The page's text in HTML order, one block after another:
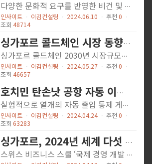
다양한 문화적 요구를 반영한 비건 및 할랄 인증 네일 제품 확대 소비자 경험 중시 트렌드를 활용한 네일 서비스 마케팅 주거지에서 합법적으로 운영되는 싱가포르의 홈 네일 살롱 싱가포르 네일 시장 규모 Statista 자료에 따르면, 싱가포르 네일 산업(네일 폴리시, 네일 젤, 탑코트 기준)의 매출 규모는 2023년에 2000만 달러로 전년 대비 소폭 성장했으며, 2024년에도 유사한 수준일 것으로 전망됐다. 향후 5년간 싱가포르 네일 시장은 연평균 1.17%(CAGR 2024-2028) 성장할 것으로 보인다. < 싱가포르 네일 시장 판매 매출 현황 및 전망 > (단위: US$ 백만) 주: 광택제, 탑코트 등 손톱용 미용 제품 기준(네일케어 제품, 네일케어 서비스, 천연제품은 제외) [자료:statista] 글로벌 시장 조사 기관 Global Trade Atlas 통계에 따르면, 2023년 기준 싱가포르의 네일 제품의 주요 수입국은 프랑스이며, 점유율은 41.9%다. 그 뒤를 이어 미국 (22.03%), 중국(11.37%), 독일(9.06%), 한국(3.49%) 순으로 수입 규모가 컸으며 한국의 점유율은 약 3.5%로 나타났다. 싱가포르 네일 제품 수입은 2021년에는 전년 대비 4% 정도 증가했으나, 2022년에는 20% 가까이 증가하며큰 폭의 증가세를 보였다. 2023년 기준으로도 전년 대비 수입액이 8% 가량 늘어났다. < 싱가포르 네일 제품 수입 규모 및 상위 5개국 수입동향 (HS 코드 330430기준) > (단위: US$, %) 순위 국가 수입규모 비중 2021 2022 2023 2024 (1-3월) 2021 2022 2023 2024 (1-3월) 1 프랑스 2,126,664 1,586,180 2,884,827 561,414 40 24.90 41.91 35 2 미국 821,375 1,067,556...
인사이트 ㆍ 이김컨설팅 ㆍ 2024.06.10 ㆍ 추천 0 ㆍ
조회 48714
싱가포르 콜드체인 시장 동향 (KOTRA 해외시장뉴스)
싱가포르 콜드체인 2030년 시장규모약 56억9000만 미국달러로 전망 합작 투자, 기술 교류 등 협력 기대 한국의 K콘텐츠를 대표하는 K-Pop과 K-Drama를 넘어 이제는 한국의 농수산물과 식품도 해외로 뻗어나가고 있다. 이에 한국에서는 식품 수출을 위한 유통 인프라 구축이 이뤄지고 있으며, 인천항만공사(IPA)는 인천신항 배후단지 내 ‘콜드체인 특화구역’을 늦어도 오는 7월에는 착공할 계획이다. 싱가포르 역시 식품 수입 의존도가 높고 동남아 물류 허브로서 환적항 역할을 하고 있어 콜드체인 기능에 주목하고 있다. 참고로, ‘콜드체인’이란, 온도에 민감한 제품 및 상품을 포장, 운송, 취급, 저온저장, 유통, 최종 배달까지 신선하게 배송하는 물류시스템으로 신선식품뿐만 아니라 온도 관리가 필요한 의약품, 전자제품 등으로 영역이 확장되고 있다. 콜드체인 시장 규모 싱가포르는 동남아시아의 핵심 교통 및 물류 중심지로서 항공, 해상, 육상을 아우르는 교통 연결성이 우수한 국가로 평가된다. 선박 및 공항 물류 터미널 시설과 같은 인프라를 바탕으로 아태지역을 오가는 물류 허브이며, 그 중에서도 콜드체인 기능을 활용해 온도에 민감한 제품을 환적하기에 좋은 조건을 가지고 있다. 시장조사기관인 블루위브컨설팅에 따르면, 2023년 기준 싱가포르 콜드체인 물류시장 규모는 약 42억7000만 미국 달러로 나타났다. 또한, 싱가포르 콜드체인 물류시장의 연평균 성장률은 6.7%(CAGR 2023-2027F)로 2030년에는 56억9000만 미국 달러에 이를 것으로 전망했다. 이러한 전망에 대한 근거로 해당 컨설팅사는 싱가포르의 지리적 위치 때문만 아니라 ‘식음료 및 의약품과 같은 부패성 제품에 대한 수요 증가’, ‘헬스케어 및 식품산업의 확대’ 등을 꼽았다. <싱가포르 콜드체인 물류 시장 규모> (단위: US$ 십억) [자료: BlueWeave Consulting] 콜드체인...
인사이트 ㆍ 이김컨설팅 ㆍ 2024.05.27 ㆍ 추천 0 ㆍ
조회 46657
호치민 탄손낫 공항 자동 이민 게이트 시범운영
실험적으로 열개의 자동 출입 통제 게이트가 호치민시 탄 손 낫 공항에 서비스에 도임되었으나 외국인 방문객에게는 아직 적용되지 않았습니다. 호치민시 탄 손 낫 공항에서 이민부가 운영하는 자동 이민 게이트, 즉 '오토게이트'는 2023년 8월 초부터 사용되기 시작했습니다. 각 게이트는 두 개의 레이어로 이루어져 있습니다. 첫 번째는 승객에게 여권의 개인 정보 페이지와 탑승권을 스캔하도록 요청하고, 두 번째는 승객의 얼굴 사진을 찍고 지문을 스캔합니다. 오토게이트를 통해 이민을 심사하면 승객들은 더 이상 세관 담당자가 여권의 도장을 찍어주지 않아도 됩니다. 전체 과정은 1분 이내에 완료될 것으로 예상됩니다. 오토게이트는 현재 국내로 입국하는 모든 베트남 시민에게 개방되어 있습니다. 베트남을 떠나는 경우, 게이트는 외교나 공무용 여권 또는 비행기 승무원을 위해 개방됩니다. 외국인의 경우, 오토게이트는 영구적이거나 임시 거주 카드를 소지한 사람들에게 출국하는 경우에만 개방됩니다. 베트남으로 입국하는 외국인은 게이트를 사용할 수 없습니다. 탄 손 낫 공항은 베트남에서 가장 바쁜 공항으로, 일 평균 6만~7만 명의 승객이 이용합니다. 오토게이트는 또한 뇌바이, 다낭, 침란, 푸 쿡 공항에서 시범 운영되고 있습니다. 시범 기간이 얼마나 지속될지는 명확하지 않습니다. 출처: VnExpress https://e.vnexpress.net/news/news/traffic/automatic-immigration-gates-open-at-tan-son-nhat-airport-4639276.html
인사이트 ㆍ 이김컨설팅 ㆍ 2024.04.24 ㆍ 추천 0 ㆍ
조회 63283
싱가포르, 2024년 세계 다섯 번째 스마트한 도시로 선정되
스위스 비즈니스 스쿨 ‘국제 경영 개발 연구소 International Institute for Management Development (IMD)’가 발표한 ‘2024년 스마트 도시 지수’에 따르면, 싱가포르가 세계에서 다섯 번째로 스마트한 도시로 선정되었습니다. 이 지수는 4월 9일 발표되었으며, 142개 도시를 대상으로 평가되었습니다. 이 지수에 따르면 싱가포르는 아시아에서 가장 스마트한 도시, 세계 최고 10위 안에 드는 유일한 아시아 국가입니다. 이 평가는 일반적으로 도시 내에서 기술이 어떻게 활용되고 있는지를 평가하는데, 싱가포르는 기본 위생 시설, 대중교통 및 공공 안전 분야에서 뛰어난 점수를 기록했습니다. 전 세계에서 가장 스마트한 도시는 취리히가 차지했으며, 그 뒤를 오슬로, 캔버라, 제네바가 이었습니다. 아시아에서 싱가포르를 제외한 다른 다섯 개 도시가 상위 20위 안에 들었는데, 베이징이 13위, 타이페이가 16위, 서울이 17위, 그리고 홍콩이 20위를 기록했습니다. Table with 2 columns and 21 rows. Ranking City 1 Zurich 2 Oslo 3 Canberra 4 Geneva 5 Singapore 6 Copenhagen 7 Lausanne 8 London 9 Helsinki 10 Abu Dhabi 11 Stockholm 12 Dubai 13 Beijing 14 Hamburg 15 Prague 16 Taipei 17 Seoul 18 Amsterdam 19 Shanghai 20 Hong Kong 출처 : https://www.straitstimes.com/singapore/singapore-is-5th-smartest-city-in-the-world-top-in-asia-global-index